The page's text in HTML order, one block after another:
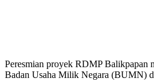
Peresmian proyek RDMP Balikpapan
Badan Usaha Milik Negara (BUMN)